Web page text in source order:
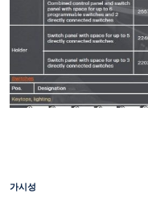
가시성